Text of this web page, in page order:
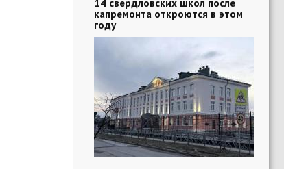
14 свердловских школ после
капремонта откроются в этом
году